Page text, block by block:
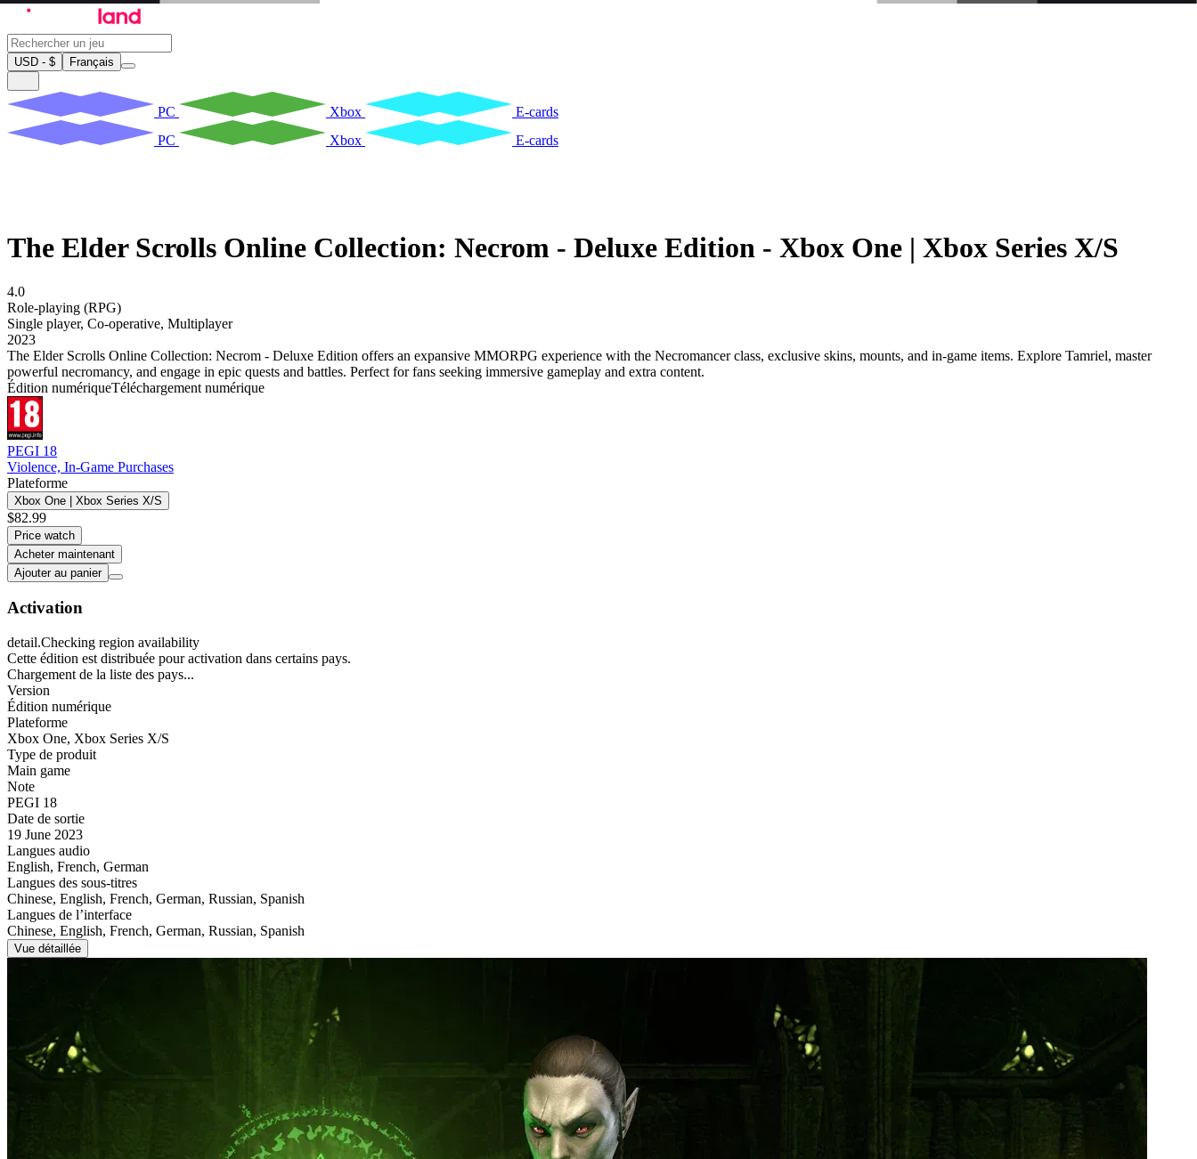
USD - $ Français
PC Xbox
E-cards
PC
Xbox E-cards
The Elder Scrolls Online Collection: Necrom - Deluxe Edition - Xbox One | Xbox Series X/S
4.0
Role-playing (RPG)
Single player, Co-operative, Multiplayer
2023
The Elder Scrolls Online Collection: Necrom - Deluxe Edition offers an expansive MMORPG experience with the Necromancer class, exclusive skins, mounts, and in-game items. Explore Tamriel, master
powerful necromancy, and engage in epic quests and battles. Perfect for fans seeking immersive gameplay and extra content.
Édition numériqueTéléchargement numérique
PEGI 18
Violence, In-Game Purchases
Plateforme
Xbox One | Xbox Series X/S
$82.99
Price watch
Acheter maintenant
Ajouter au panier
Activation
detail.Checking region availability
Cette édition est distribuée pour activation dans certains pays.
Chargement de la liste des pays...
Version
Édition numérique
Plateforme
Xbox One, Xbox Series X/S
Type de produit
Main game
Note
PEGI 18
Date de sortie
19 June 2023
Langues audio
English, French, German
Langues des sous-titres
Chinese, English, French, German, Russian, Spanish
Langues de l’interface
Chinese, English, French, German, Russian, Spanish
Vue détaillée